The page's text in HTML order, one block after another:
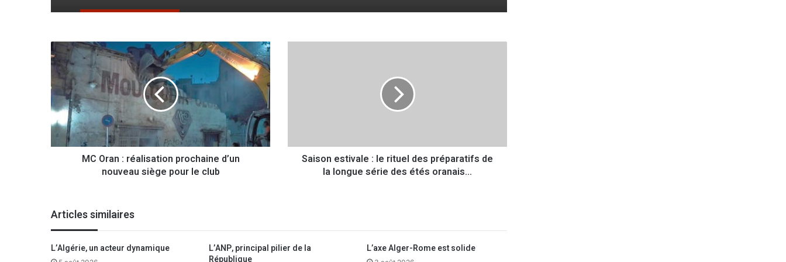
C
r
a
n
é
t
i
o
MC Oran : réalisation prochaine d’un
nouveau siège pour le club
t
l
Saison estivale : le rituel des préparatifs de
la longue série des étés oranais...
Articles similaires
L’Algérie, un acteur dynamique
L’ANP, principal pilier de la
République
L’axe Alger-Rome est solide